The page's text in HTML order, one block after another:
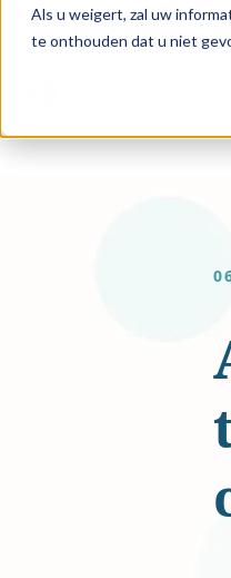
Als u weigert, zal uw
te onthouden dat u niet